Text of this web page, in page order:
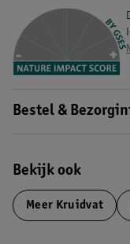
Bestel &
Bekijk ook
Meer Kruidvat